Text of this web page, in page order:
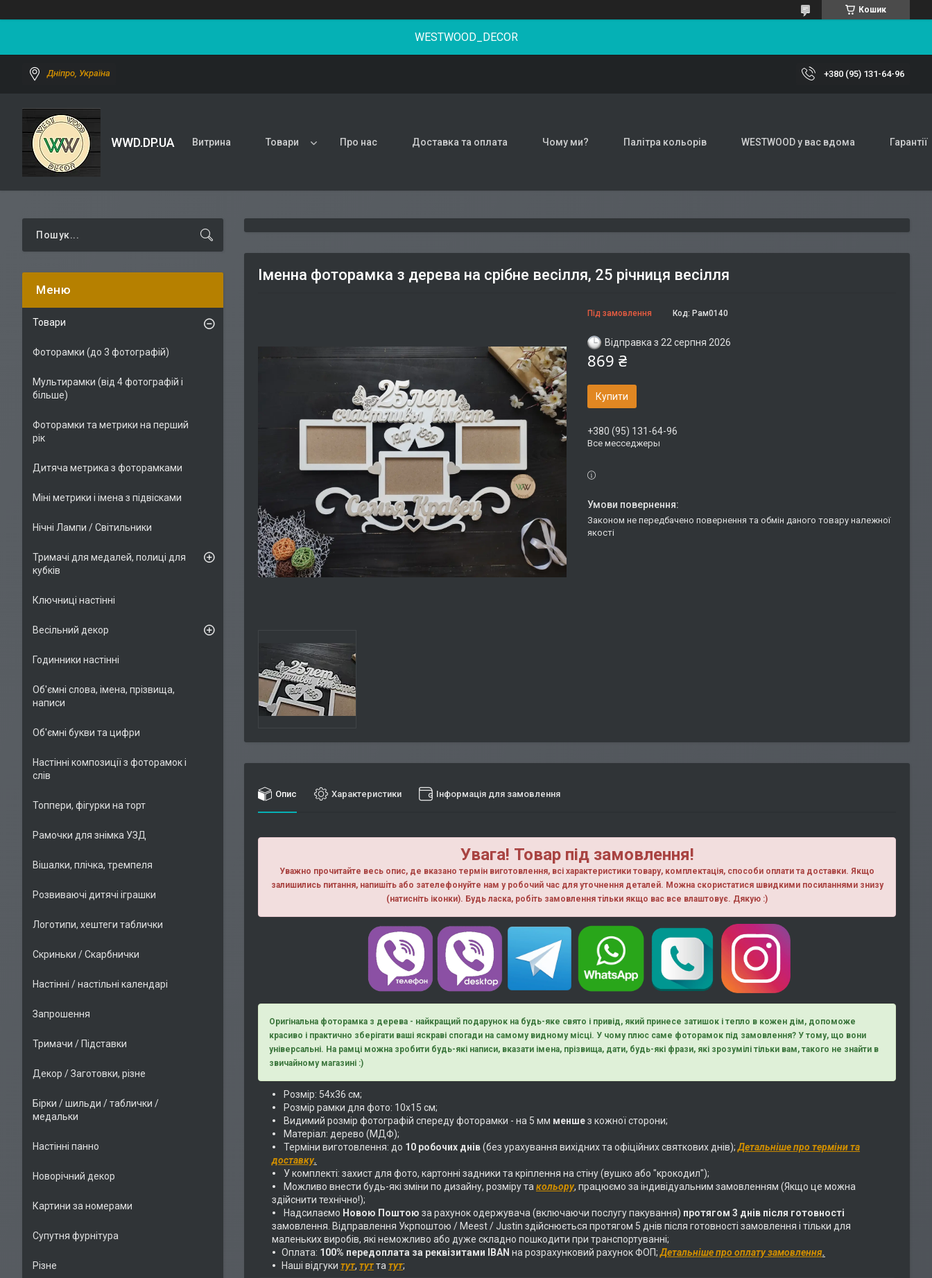
Кошик
WESTWOOD_DECOR
Дніпро, Україна +380 (95) 131-64-96
WWD.DP.UA Витрина Товари Про нас Доставка та оплата Чому ми? Палітра кольорів WESTWOOD у вас вдома Гарантії
Іменна фоторамка з дерева на срібне весілля, 25 річниця весілля
Під замовлення Код: Рам0140
Відправка з 22 серпня 2026
869 ₴
Купити
+380 (95) 131-64-96
Все месседжеры
Законом не передбачено повернення та обмін даного товару належної
якості
Опис Характеристики Інформація для замовлення
Увага! Товар під замовлення!
Уважно прочитайте весь опис, де вказано термін виготовлення, всі характеристики товару, комплектація, способи оплати та доставки. Якщо
залишились питання, напишiть або зателефонуйте нам у робочий час для уточнення деталей. Можна скористатися швидкими посиланнями знизу
(натисніть іконки). Будь ласка, робiть замовлення тiльки якщо вас все влаштовує. Дякую :)
Оригінальна фоторамка з дерева - найкращий подарунок на будь-яке свято і привід, який принесе затишок і тепло в кожен дім, допоможе
красиво і практично зберігати ваші яскраві спогади на самому видному місці. У чому плюс саме фоторамок під замовлення? У тому, що вони
універсальні. На рамці можна зробити будь-які написи, вказати імена, прізвища, дати, будь-які фрази, які зрозумілі тільки вам, такого не знайти в
звичайному магазині :)
Розмір: 54х36 см;
Розмір рамки для фото: 10х15 см;
Видимий розмір фотографій спереду фоторамки - на 5 мм меншез кожної сторони;
Матеріал: дерево (МДФ);
Терміни виготовлення: до 10 робочих днів(без урахування вихідних та офіційних святкових днів);Детальніше про терміни та
доставку.
У комплекті: захист для фото, картонні задники та кріплення на стіну (вушко або "крокодил");
Можливо внести будь-які зміни по дизайну, розміру та кольору, працюємо за індивідуальним замовленням (Якщо це можна
здійснити технічно!);
Надсилаємо Новою Поштою за рахунок одержувача (включаючи послугу пакування) протягом 3 днів після готовності
замовлення. Відправлення Укрпоштою / Meest / Justin здійснюється протягом 5 днів після готовності замовлення і тільки для
маленьких виробів, які неможливо або дуже складно пошкодити при транспортуванні;
Оплата: 100% передоплата за реквізитами IBAN на розрахунковий рахунок ФОП;Детальніше про оплату замовлення.
Наші відгуки тут, тутта тут;
Товари
Фоторамки (до 3 фотографій)
Мультирамки (від 4 фотографій і
більше)
Фоторамки та метрики на перший
рік
Дитяча метрика з фоторамками
Міні метрики і імена з підвісками
Нічні Лампи / Світильники
Тримачі для медалей, полиці для
кубків
Ключниці настінні
Весільний декор
Годинники настінні
Об'ємні слова, імена, прізвища,
написи
Об'ємні букви та цифри
Настінні композиції з фоторамок і
слів
Топпери, фігурки на торт
Рамочки для знімка УЗД
Вішалки, плічка, тремпеля
Розвиваючі дитячі іграшки
Логотипи, хештеги таблички
Скриньки / Скарбнички
Настінні / настільні календарі
Запрошення
Тримачи / Підставки
Декор / Заготовки, різне
Бірки / шильди / таблички /
медальки
Настінні панно
Новорічний декор
Картини за номерами
Супутня фурнітура
Різне